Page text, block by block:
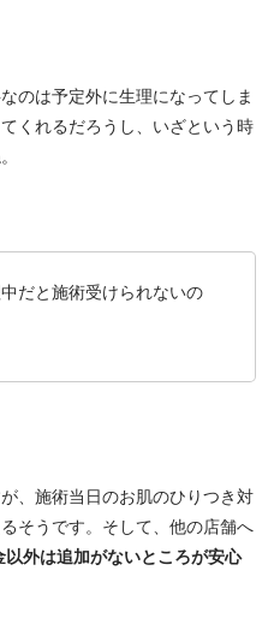
のは予定外に生理になってしま
くれるだろうし、いざという時
だと施術受けられないの
、施術当日のお肌のひりつき対
そうです。そして、他の店舗へ
外は追加がないところが安心